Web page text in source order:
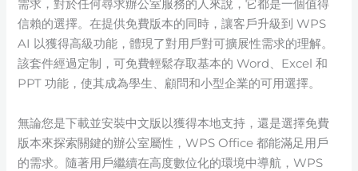
需求，對於任何尋求辦公室服務的人來說，它都是一個值得
信賴的選擇。在提供免費版本的同時，讓客戶升級到 WPS
AI 以獲得高級功能，體現了對用戶對可擴展性需求的理解。
該套件經過定制，可免費輕鬆存取基本的 Word、Excel 和
PPT 功能，使其成為學生、顧問和小型企業的可用選擇。
無論您是下載並安裝中文版以獲得本地支持，還是選擇免費
版本來探索關鍵的辦公室屬性，WPS Office 都能滿足用戶
的需求。隨著用戶繼續在高度數位化的環境中導航，WPS